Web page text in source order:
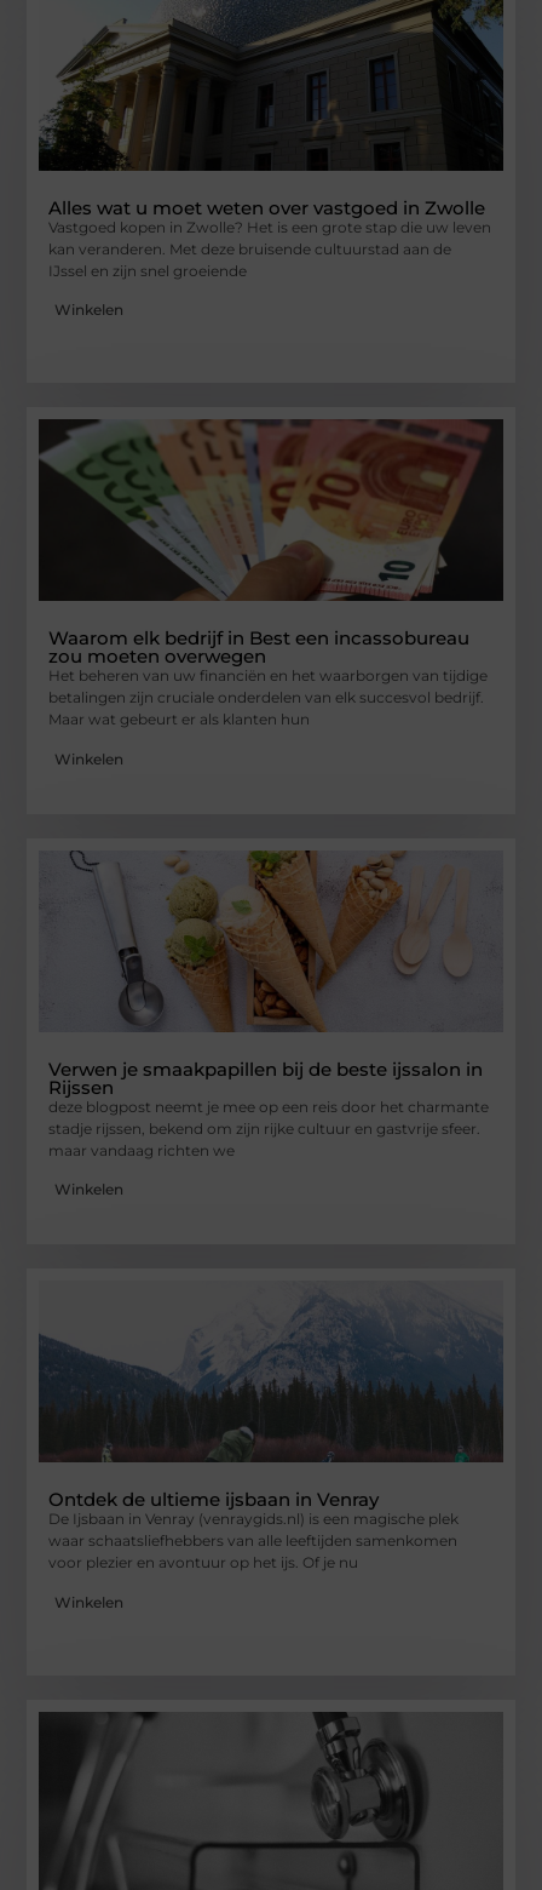
Alles wat u moet weten over vastgoed in Zwolle
Vastgoed kopen in Zwolle? Het is een grote stap die uw leven
kan veranderen. Met deze bruisende cultuurstad aan de
IJssel en zijn snel groeiende
Winkelen
Waarom elk bedrijf in Best een incassobureau
zou moeten overwegen
Het beheren van uw financiën en het waarborgen van tijdige
betalingen zijn cruciale onderdelen van elk succesvol bedrijf.
Maar wat gebeurt er als klanten hun
Winkelen
Verwen je smaakpapillen bij de beste ijssalon in
Rijssen
deze blogpost neemt je mee op een reis door het charmante
stadje rijssen, bekend om zijn rijke cultuur en gastvrije sfeer.
maar vandaag richten we
Winkelen
Ontdek de ultieme ijsbaan in Venray
De Ijsbaan in Venray (venraygids.nl) is een magische plek
waar schaatsliefhebbers van alle leeftijden samenkomen
voor plezier en avontuur op het ijs. Of je nu
Winkelen